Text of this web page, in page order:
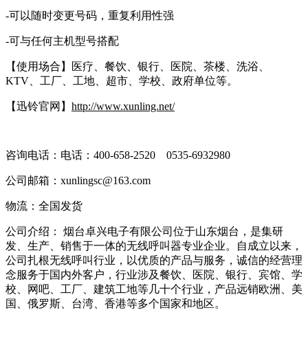
-可以随时变更号码，重复利用性强
-可与任何主机型号搭配
【使用场合】医疗、餐饮、银行、医院、茶楼、洗浴、
KTV、工厂、工地、超市、学校、政府单位等。
【迅铃官网】 http://www.xunling.net/
咨询电话：电话：400-658-2520 0535-6932980
公司邮箱：xunlingsc@163.com
物流：全国发货
公司介绍： 烟台卓兴电子有限公司位于山东烟台，是集研
发、生产、销售于一体的无线呼叫器专业企业。自成立以来，
公司扎根无线呼叫行业，以优质的产品与服务，诚信的经营理
念服务于国内外客户，行业涉及餐饮、医院、银行、宾馆、学
校、网吧、工厂、建筑工地等几十个行业，产品远销欧洲、美
国、俄罗斯、台湾、香港等多个国家和地区。